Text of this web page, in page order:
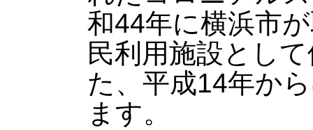
和44年に横浜市
民利用施設とし
た、平成14年か
ます。